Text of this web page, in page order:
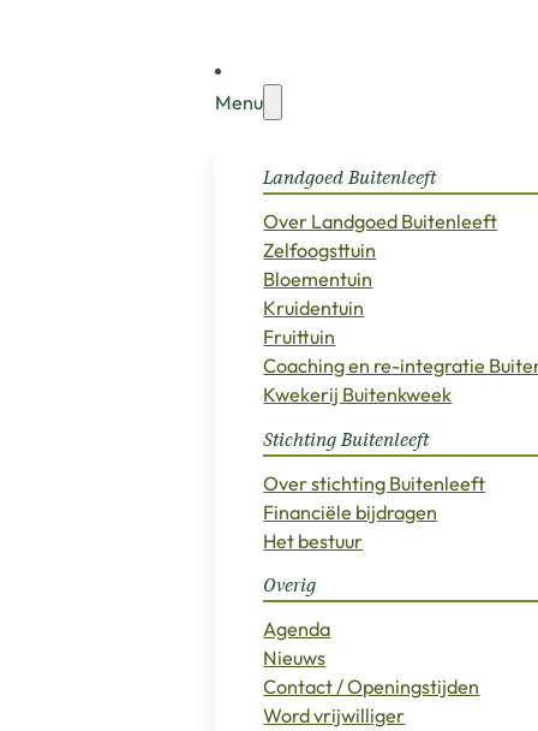
Menu
Landgoed Buitenleeft
Over Landgoed Buitenleeft
Zelfoogsttuin
Bloementuin
Kruidentuin
Fruittuin
Coaching en re-integratie
Kwekerij Buitenkweek
Stichting Buitenleeft
Over stichting Buitenleeft
Financiële bijdragen
Het bestuur
Overig
Agenda
Nieuws
Contact / Openingstijden
Word vrijwilliger